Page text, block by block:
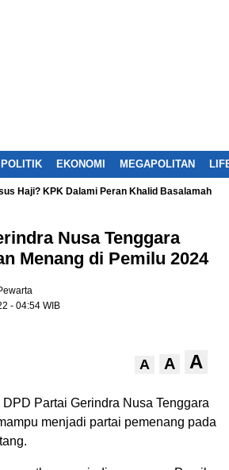
POLITIK EKONOMI MEGAPOLITAN
Haji? KPK Dalami Peran Khalid Basalamah
Nusa Tenggara
Menang di Pemilu 2024
- 04:54 WIB
A A A
DPD Partai Gerindra Nusa Tenggara
menjadi partai pemenang pada